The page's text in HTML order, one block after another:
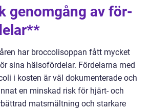
genomgång av för-
har broccolisoppan fått mycket
sina hälsofördelar. Fördelarna med
i kosten är väl dokumenterade och
en minskad risk för hjärt- och
matsmältning och starkare